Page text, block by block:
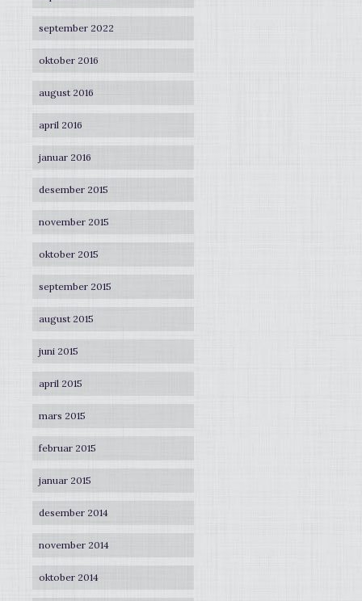
september 2022
oktober 2016
august 2016
april 2016
januar 2016
desember 2015
november 2015
oktober 2015
september 2015
august 2015
juni 2015
april 2015
mars 2015
februar 2015
januar 2015
desember 2014
november 2014
oktober 2014